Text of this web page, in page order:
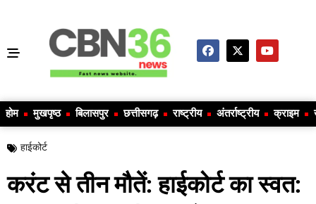
होम मुखपृष्ठ बिलासपुर छत्तीसगढ़ राष्ट्रीय अंतर्राष्ट्रीय क्राइम
हाईकोर्ट
करंट से तीन मौतें: हाईकोर्ट का स्वत: